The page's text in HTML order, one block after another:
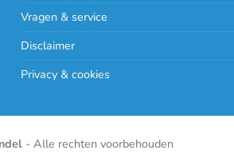
Vragen & service
Disclaimer
Privacy & cookies
- Alle rechten voorbehouden